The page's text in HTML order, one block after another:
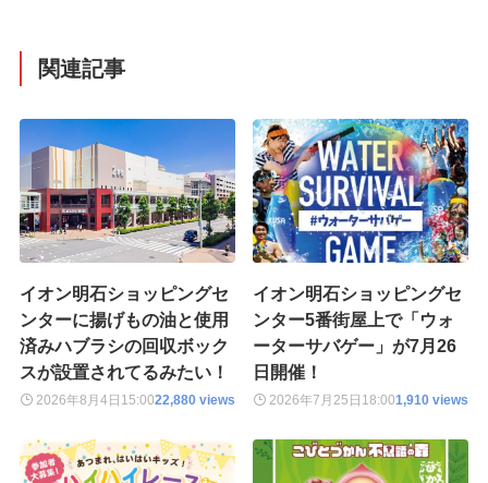
関連記事
イオン明石ショッピングセ
ンターに揚げもの油と使用
済みハブラシの回収ボック
スが設置されてるみたい！
2026年8月4日 15:0022,880 views
イオン明石ショッピングセ
ンター5番街屋上で「ウォ
ーターサバゲー」が7月26
日開催！
2026年7月25日 18:001,910 views